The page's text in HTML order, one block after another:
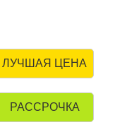
ЛУЧШАЯ ЦЕНА
РАССРОЧКА